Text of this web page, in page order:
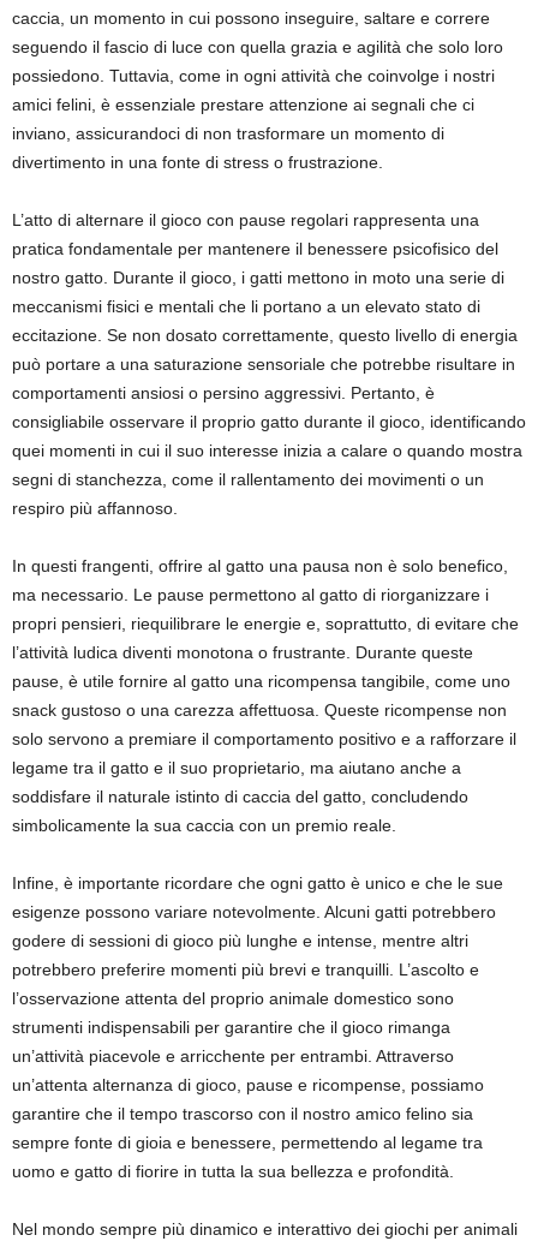
caccia, un momento in cui possono inseguire, saltare e correre
seguendo il fascio di luce con quella grazia e agilità che solo loro
possiedono. Tuttavia, come in ogni attività che coinvolge i nostri
amici felini, è essenziale prestare attenzione ai segnali che ci
inviano, assicurandoci di non trasformare un momento di
divertimento in una fonte di stress o frustrazione.
L’atto di alternare il gioco con pause regolari rappresenta una
pratica fondamentale per mantenere il benessere psicofisico del
nostro gatto. Durante il gioco, i gatti mettono in moto una serie di
meccanismi fisici e mentali che li portano a un elevato stato di
eccitazione. Se non dosato correttamente, questo livello di energia
può portare a una saturazione sensoriale che potrebbe risultare in
comportamenti ansiosi o persino aggressivi. Pertanto, è
consigliabile osservare il proprio gatto durante il gioco, identificando
quei momenti in cui il suo interesse inizia a calare o quando mostra
segni di stanchezza, come il rallentamento dei movimenti o un
respiro più affannoso.
In questi frangenti, offrire al gatto una pausa non è solo benefico,
ma necessario. Le pause permettono al gatto di riorganizzare i
propri pensieri, riequilibrare le energie e, soprattutto, di evitare che
l’attività ludica diventi monotona o frustrante. Durante queste
pause, è utile fornire al gatto una ricompensa tangibile, come uno
snack gustoso o una carezza affettuosa. Queste ricompense non
solo servono a premiare il comportamento positivo e a rafforzare il
legame tra il gatto e il suo proprietario, ma aiutano anche a
soddisfare il naturale istinto di caccia del gatto, concludendo
simbolicamente la sua caccia con un premio reale.
Infine, è importante ricordare che ogni gatto è unico e che le sue
esigenze possono variare notevolmente. Alcuni gatti potrebbero
godere di sessioni di gioco più lunghe e intense, mentre altri
potrebbero preferire momenti più brevi e tranquilli. L’ascolto e
l’osservazione attenta del proprio animale domestico sono
strumenti indispensabili per garantire che il gioco rimanga
un’attività piacevole e arricchente per entrambi. Attraverso
un’attenta alternanza di gioco, pause e ricompense, possiamo
garantire che il tempo trascorso con il nostro amico felino sia
sempre fonte di gioia e benessere, permettendo al legame tra
uomo e gatto di fiorire in tutta la sua bellezza e profondità.
Nel mondo sempre più dinamico e interattivo dei giochi per animali